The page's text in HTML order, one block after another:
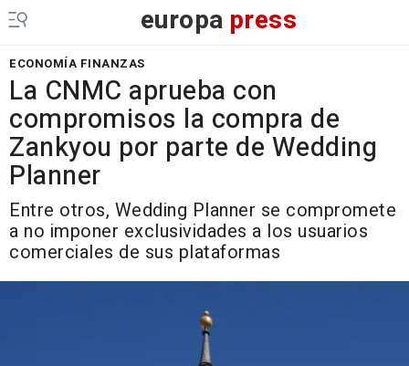
europa press
ECONOMÍA FINANZAS
La CNMC aprueba con
compromisos la compra de
Zankyou por parte de Wedding
Planner
Entre otros, Wedding Planner se compromete
a no imponer exclusividades a los usuarios
comerciales de sus plataformas